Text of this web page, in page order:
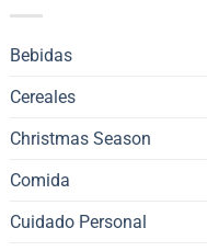
Bebidas
Cereales
Christmas Season
Comida
Cuidado Personal